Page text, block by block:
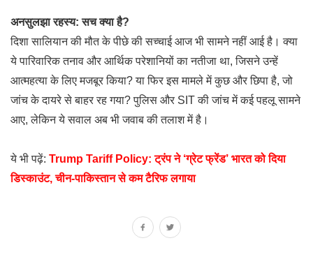
अनसुलझा रहस्य: सच क्या है?
दिशा सालियान की मौत के पीछे की सच्चाई आज भी सामने नहीं आई है। क्या
ये पारिवारिक तनाव और आर्थिक परेशानियों का नतीजा था, जिसने उन्हें
आत्महत्या के लिए मजबूर किया? या फिर इस मामले में कुछ और छिपा है, जो
जांच के दायरे से बाहर रह गया? पुलिस और SIT की जांच में कई पहलू सामने
आए, लेकिन ये सवाल अब भी जवाब की तलाश में है।
ये भी पढ़ें: Trump Tariff Policy: ट्रंप ने ‘ग्रेट फ्रेंड’ भारत को दिया
डिस्काउंट, चीन-पाकिस्तान से कम टैरिफ लगाया